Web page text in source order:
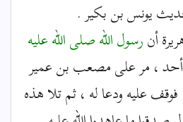
يونس بن بكير .
أنرسول اللهصلى الله عليه
، مر على مصعب بن عمير
عليه ودعا له ، ثم تلا هذه